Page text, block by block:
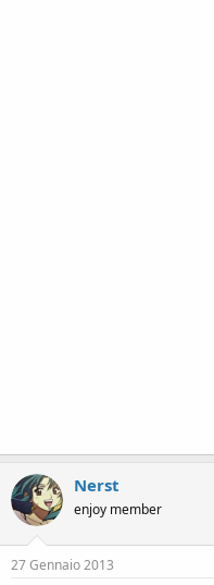
Nerst
enjoy member
27 Gennaio 2013